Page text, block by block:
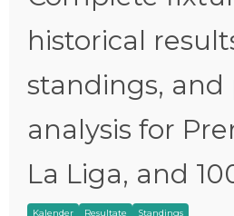
historical
standings,
analysis for
La Liga, and
Kalender Resultate Standings